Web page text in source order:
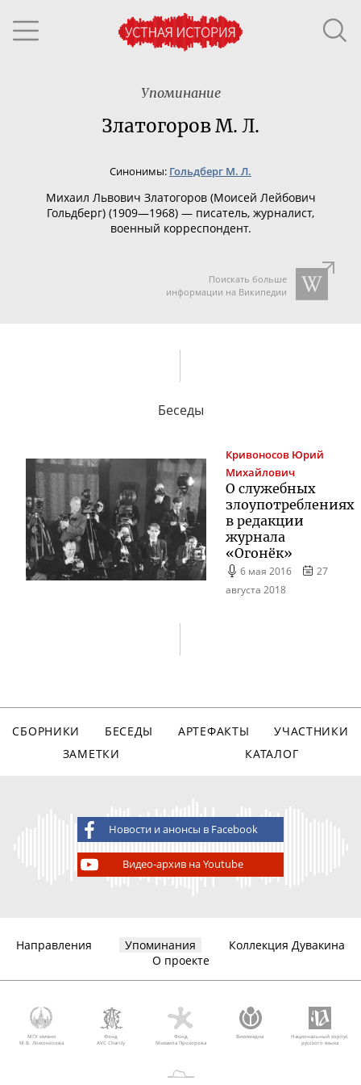
Упоминание
Златогоров М. Л.
Синонимы: Гольдберг М. Л.
Михаил Львович Златогоров (Моисей Лейбович
Гольдберг) (1909—1968) — писатель, журналист,
военный корреспондент.
Поискать больше
информации на Википедии
Беседы
Кривоносов Юрий
Михайлович
О служебных
злоупотреблениях
в редакции
журнала
«Огонёк»
6 мая 2016
27
августа 2018
СБОРНИКИ БЕСЕДЫ АРТЕФАКТЫ
УЧАСТНИКИ
ЗАМЕТКИ
КАТАЛОГ
Новости и анонсы в Facebook
Видео-архив на Youtube
Направления Упоминания
Коллекция Дувакина
О проекте
МГУ имени
М.В. Ломоносова
Фонд
AVC Charity
Фонд
Михаила Прохорова
Викимедиа
Национальный корпус
русского языка